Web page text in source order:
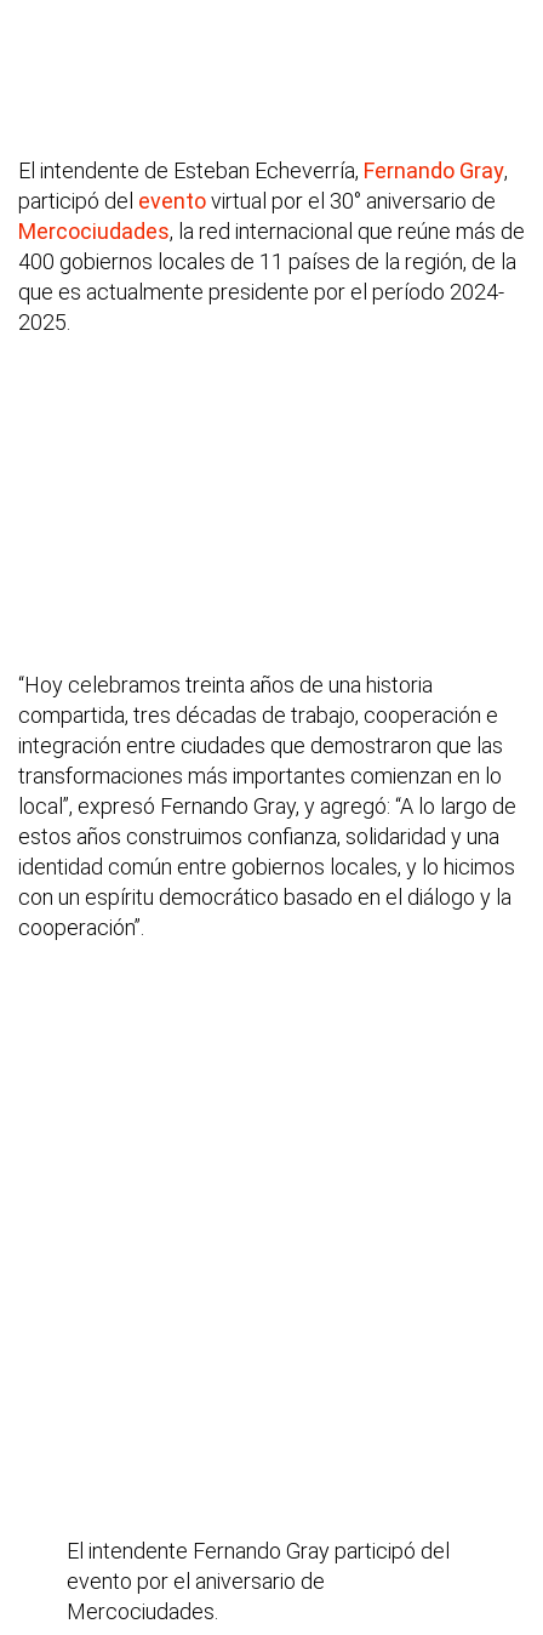
El intendente de Esteban Echeverría, Fernando Gray,
participó del eventovirtual por el 30° aniversario de
Mercociudades, la red internacional que reúne más de
400 gobiernos locales de 11 países de la región, de la
que es actualmente presidente por el período 2024-
2025.
“Hoy celebramos treinta años de una historia
compartida, tres décadas de trabajo, cooperación e
integración entre ciudades que demostraron que las
transformaciones más importantes comienzan en lo
local”, expresó Fernando Gray, y agregó: “A lo largo de
estos años construimos confianza, solidaridad y una
identidad común entre gobiernos locales, y lo hicimos
con un espíritu democrático basado en el diálogo y la
cooperación”.
El intendente Fernando Gray participó del
evento por el aniversario de
Mercociudades.